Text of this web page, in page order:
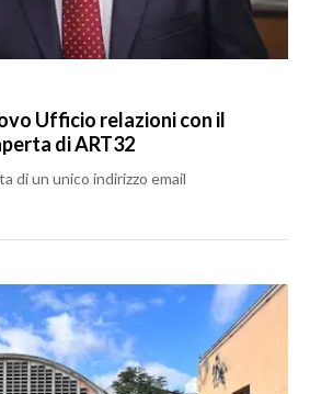
Ufficio relazioni con il
di ART32
di un unico indirizzo email